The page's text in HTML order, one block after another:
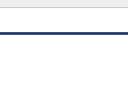
任意整理